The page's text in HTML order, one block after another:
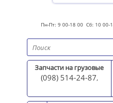
Пн-Пт: 9 00-18 00 Сб: 10 00-
Запчасти на грузовые
(098) 514-24-87,